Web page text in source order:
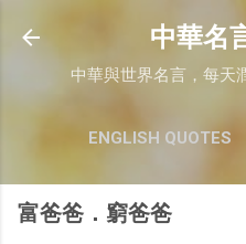
跳至
中華名
中華與世界名言，每天
ENGLISH QUOTES
富爸爸．窮爸爸